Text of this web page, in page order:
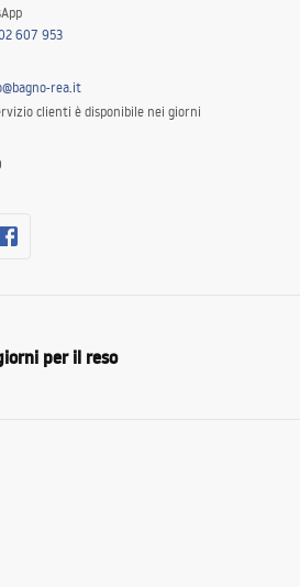
607 953
rea.it
clienti è disponibile nei giorni
per il reso